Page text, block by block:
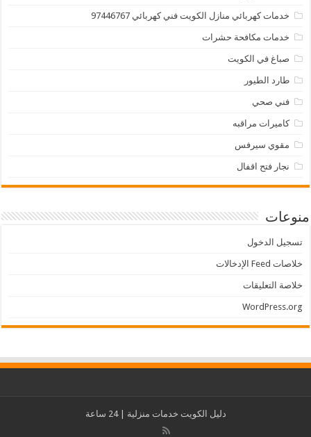
خدمات كهربائي منازل الكويت فني كهربائي 97446767
خدمات مكافحة حشرات
صباغ في الكويت
طارد الطيور
فني صحي
كاميرات مراقبه
مقوي سيرفس
نجار فتح اقفال
منوعات
تسجيل الدخول
خلاصات Feed الإدخالات
خلاصة التعليقات
WordPress.org
دليل الكويت خدمات منزلية | 24 ساعة